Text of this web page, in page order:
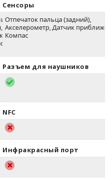
Сенсоры
Отпечаток пальца (задний),
Акселерометр, Датчик
Компас
Разъем для наушников
NFC
Инфракрасный порт